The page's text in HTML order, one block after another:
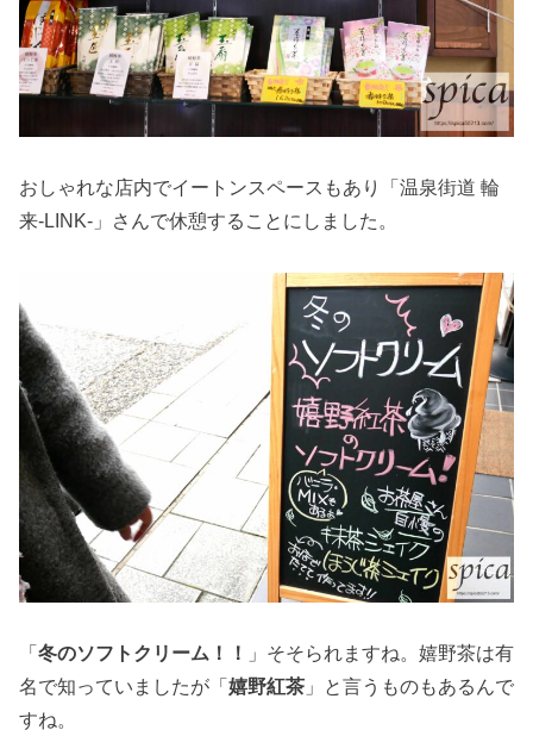
おしゃれな店内でイートンスペースもあり「温泉街道 輪
来-LINK-」さんで休憩することにしました。
「 冬のソフトクリーム！！
」そそられますね。嬉野茶は有
名で知っていましたが「 嬉野紅茶 」と言うものもあるんで
すね。